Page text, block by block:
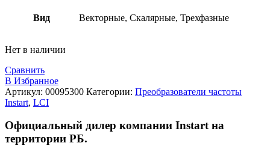
Вид Векторные, Скалярные, Трехфазные
Нет в наличии
Сравнить
В Избранное
Артикул: 00095300 Категории: Преобразователи частоты
Instart, LCI
Официальный дилер компании Instartна
территории РБ.